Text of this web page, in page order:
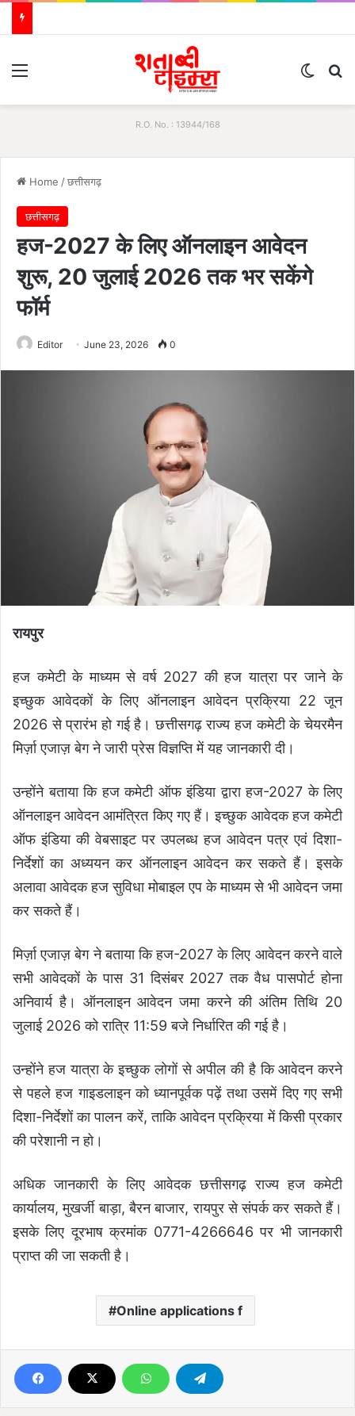
R.O. No. : 13944/168
Home /छत्तीसगढ़
छत्तीसगढ़
हज-2027 के लिए ऑनलाइन आवेदन
शुरू, 20 जुलाई 2026 तक भर सकेंगे
फॉर्म
Editor June 23, 2026 0
रायपुर
हज कमेटी के माध्यम से वर्ष 2027 की हज यात्रा पर जाने के
इच्छुक आवेदकों के लिए ऑनलाइन आवेदन प्रक्रिया 22 जून
2026 से प्रारंभ हो गई है। छत्तीसगढ़ राज्य हज कमेटी के चेयरमैन
मिर्ज़ा एजाज़ बेग ने जारी प्रेस विज्ञप्ति में यह जानकारी दी।
उन्होंने बताया कि हज कमेटी ऑफ इंडिया द्वारा हज-2027 के लिए
ऑनलाइन आवेदन आमंत्रित किए गए हैं। इच्छुक आवेदक हज कमेटी
ऑफ इंडिया की वेबसाइट पर उपलब्ध हज आवेदन पत्र एवं दिशा-
निर्देशों का अध्ययन कर ऑनलाइन आवेदन कर सकते हैं। इसके
अलावा आवेदक हज सुविधा मोबाइल एप के माध्यम से भी आवेदन जमा
कर सकते हैं।
मिर्ज़ा एजाज़ बेग ने बताया कि हज-2027 के लिए आवेदन करने वाले
सभी आवेदकों के पास 31 दिसंबर 2027 तक वैध पासपोर्ट होना
अनिवार्य है। ऑनलाइन आवेदन जमा करने की अंतिम तिथि 20
जुलाई 2026 को रात्रि 11:59 बजे निर्धारित की गई है।
उन्होंने हज यात्रा के इच्छुक लोगों से अपील की है कि आवेदन करने
से पहले हज गाइडलाइन को ध्यानपूर्वक पढ़ें तथा उसमें दिए गए सभी
दिशा-निर्देशों का पालन करें, ताकि आवेदन प्रक्रिया में किसी प्रकार
की परेशानी न हो।
अधिक जानकारी के लिए आवेदक छत्तीसगढ़ राज्य हज कमेटी
कार्यालय, मुखर्जी बाड़ा, बैरन बाजार, रायपुर से संपर्क कर सकते हैं।
इसके लिए दूरभाष क्रमांक 0771-4266646 पर भी जानकारी
प्राप्त की जा सकती है।
Online applications f